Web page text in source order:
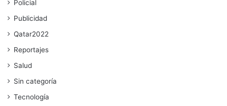
Policial
Publicidad
Qatar2022
Reportajes
Salud
Sin categoría
Tecnología